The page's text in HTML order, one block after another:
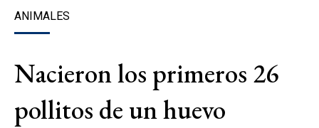
ANIMALES
Nacieron los primeros 26
pollitos de un huevo